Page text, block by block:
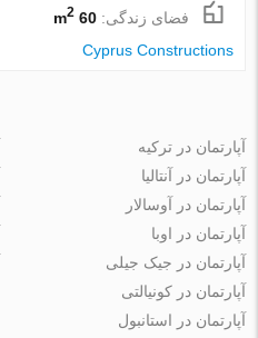
فضای زندگی:60 m
2
Cyprus Constructions
آپارتمان در ترکیه
آپارتمان در آنتالیا
آپارتمان در آوسالار
آپارتمان در اوبا
آپارتمان در جیک جیلی
آپارتمان در کونیالتی
آپارتمان در استانبول